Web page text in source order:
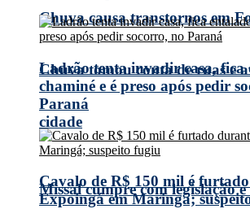
Chuva causa transtornos em
Chuva tomou conta de ruas e
cidade
Missal cumpre com legislação
Ladrão tenta invadir casa, fica
chaminé e é preso após pedir
Paraná
Cavalo de R$ 150 mil é
Expoingá em Maringá;